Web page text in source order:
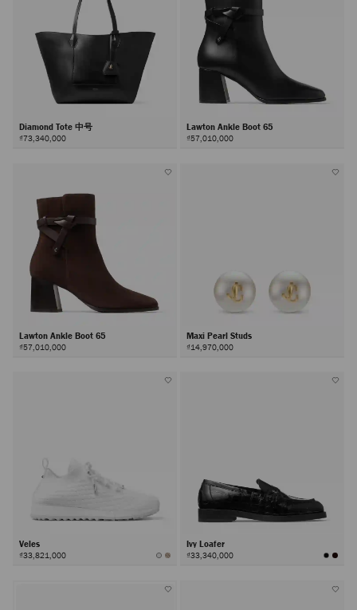
Diamond Tote 中号
₫73,340,000
Lawton Ankle Boot 65
₫57,010,000
Lawton Ankle Boot 65
₫57,010,000
Maxi Pearl Studs
₫14,970,000
Veles
₫33,821,000
Ivy Loafer
₫33,340,000